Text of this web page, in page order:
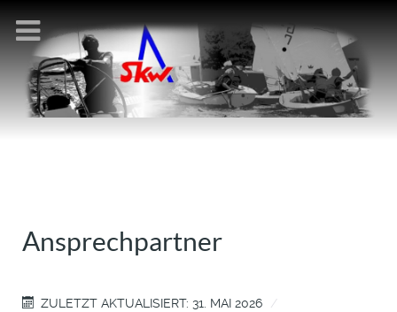
Ansprechpartner
ZULETZT AKTUALISIERT: 31. MAI 2026